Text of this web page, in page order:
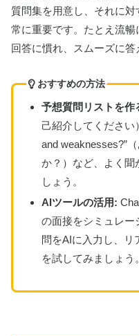
質問集を用意し、それに
常に重要です。たとえ流
回答に慣れ、スムーズに答
おすすめの方法
予想質問リストを作
己紹介してください
and weaknesses?”
か？）など、よく聞
しょう。
AIツールの活用:
の面接をシミュレー
問をAIに入力し、リ
を試してみましょう。